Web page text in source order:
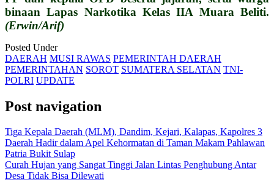
binaan Lapas Narkotika Kelas IIA Muara Beliti.
(Erwin/Arif)
Posted Under
DAERAH MUSI RAWAS PEMERINTAH DAERAH
PEMERINTAHAN SOROT SUMATERA SELATAN TNI-
POLRI UPDATE
Post navigation
Tiga Kepala Daerah (MLM), Dandim, Kejari, Kalapas, Kapolres 3
Daerah Hadir dalam Apel Kehormatan di Taman Makam Pahlawan
Patria Bukit Sulap
Curah Hujan yang Sangat Tinggi Jalan Lintas Penghubung Antar
Desa Tidak Bisa Dilewati